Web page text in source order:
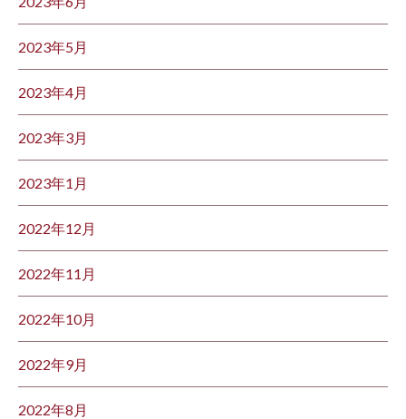
2023年5月
2023年4月
2023年3月
2023年1月
2022年12月
2022年11月
2022年10月
2022年9月
2022年8月